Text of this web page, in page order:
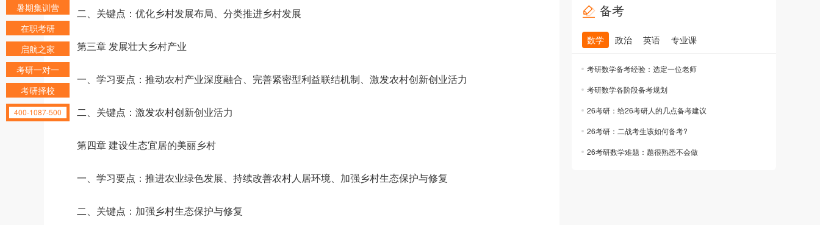
二、关键点：优化乡村发展布局、分类推进乡村发展
第三章 发展壮大乡村产业
一、学习要点：推动农村产业深度融合、完善紧密型利益联结机制、激发农村创新创业活力
二、关键点：激发农村创新创业活力
第四章 建设生态宜居的美丽乡村
一、学习要点：推进农业绿色发展、持续改善农村人居环境、加强乡村生态保护与修复
二、关键点：加强乡村生态保护与修复
备考
数学 政治 英语 专业课
考研数学备考经验：选定一位老师
考研数学各阶段备考规划
26考研：给26考研人的几点备考建议
26考研：二战考生该如何备考?
26考研数学难题：题很熟悉不会做
暑期集训营
在职考研
启航之家
考研一对一
考研择校
400-1087-500